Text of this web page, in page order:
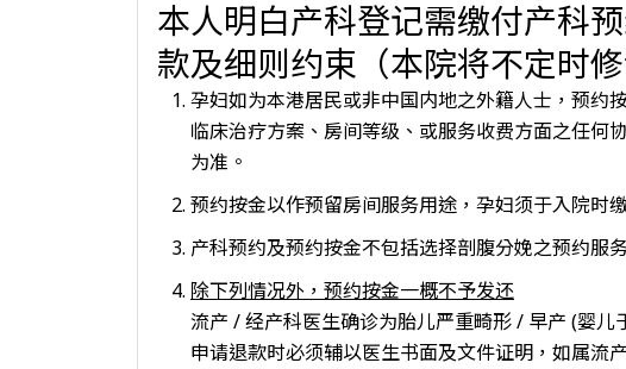
本人明白产科登记需缴付产科
款及细则约束（本院将不定时
孕妇如为本港居民或非中国内地之外籍人士，预约
临床治疗方案、房间等级、或服务收费方面之任何
为准。
预约按金以作预留房间服务用途，孕妇须于入院时
产科预约及预约按金不包括选择剖腹分娩之预约服
除下列情况外，预约按金一概不予发还
流产 / 经产科医生确诊为胎儿严重畸形 / 早产 (婴
申请退款时必须辅以医生书面及文件证明，如属流